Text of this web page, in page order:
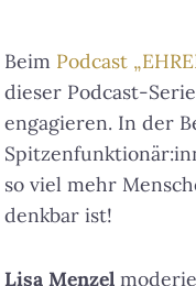
Beim Podcast
dieser Podcast-
engagieren. In der
so viel mehr
denkbar ist!
Lisa Menzel